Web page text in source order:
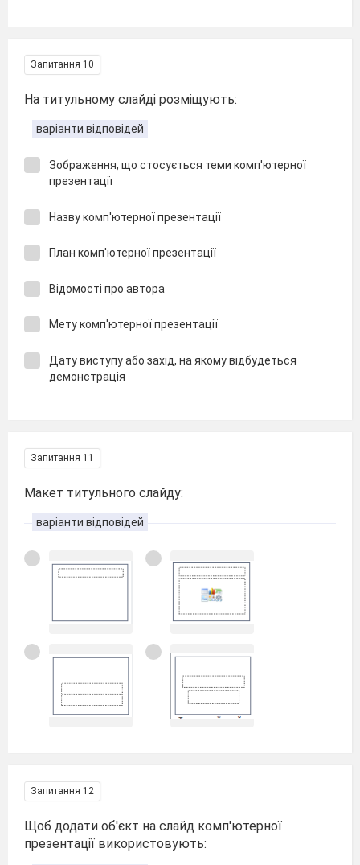
Запитання 10
На титульному слайді розміщують:
варіанти відповідей
Зображення, що стосується теми комп'ютерної
презентації
Назву комп'ютерної презентації
План комп'ютерної презентації
Відомості про автора
Мету комп'ютерної презентації
Дату виступу або захід, на якому відбудеться
демонстрація
Запитання 11
Макет титульного слайду:
варіанти відповідей
Запитання 12
Щоб додати об'єкт на слайд комп'ютерної
презентації використовують: